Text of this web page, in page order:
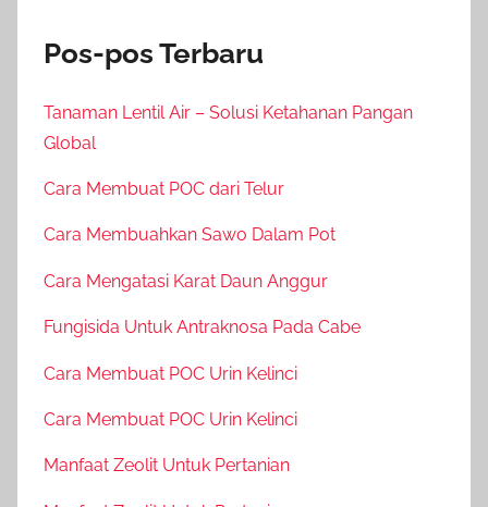
Pos-pos Terbaru
Tanaman Lentil Air – Solusi Ketahanan Pangan
Global
Cara Membuat POC dari Telur
Cara Membuahkan Sawo Dalam Pot
Cara Mengatasi Karat Daun Anggur
Fungisida Untuk Antraknosa Pada Cabe
Cara Membuat POC Urin Kelinci
Cara Membuat POC Urin Kelinci
Manfaat Zeolit Untuk Pertanian